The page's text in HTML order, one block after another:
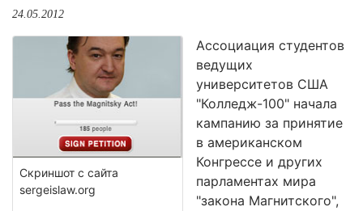
24.05.2012
Скриншот с сайта
sergeislaw.org
Ассоциация студентов
ведущих
университетов США
"Колледж-100" начала
кампанию за принятие
в американском
Конгрессе и других
парламентах мира
"закона Магнитского",